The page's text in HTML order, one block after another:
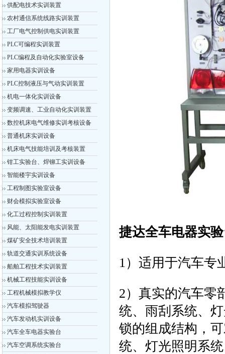
供配电技术实训装置
农村通信系统线路实训装置
工厂电气控制供电实训装置
PLC可编程实训装置
PLC编程及自动化实验室设备
家用电器实训设备
PLC控制液压与气动实训装置
机电一体化实训设备
变频调速、工业自动化实训装置
数控机床电气维修实训考核设备
普通机床实训设备
机床电气技能培训及考核装置
钳工实验台、焊铆工实训设备
智能楼宇实训设备
工程制图实验室设备
财会模拟实验室设备
化工过程控制实训装置
风能、太阳能发电实训装置
煤矿安全技术培训装置
轨道交通实训系统设备
船舶工程技术实训装置
机械工程技能实训设备
工程机械模拟教学仪
汽车模拟驾驶器
汽车发动机实训设备
汽车全车电器实验台
汽车空调系统实验台
捷达全车电器实
1）适用于汽车专
2）真实的汽车零
统、雨刮系统、
锁的组成结构，
统、灯光照明系